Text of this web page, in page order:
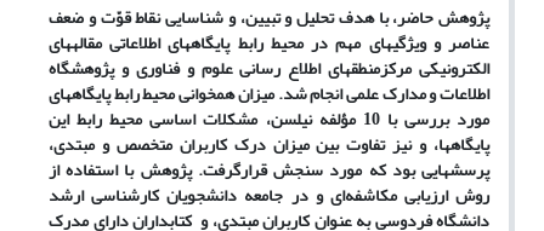
پژوهش حاضر، با هدف تحلیل و تبیین، و شناسایی نقاط قوّت و ضعف
عناصر و ویژگیهای مهم در محیط رابط پایگاه‎های اطلاعاتی مقاله‎های
الکترونیکی مرکزمنطقه‎ای اطلاع رسانی علوم و فناوری و پژوهشگاه
اطلاعات و مدارک علمی انجام شد. میزان همخوانی محیط رابط پایگاه‎های
مورد بررسی با 10 مؤلفه نیلسن، مشکلات اساسی محیط رابط این
پایگاه‎ها، و نیز تفاوت بین میزان درک کاربران متخصص و مبتدی،
پرسشهایی بود که مورد سنجش قرارگرفت. پژوهش با استفاده از
روش ارزیابی مکاشفه‌ای و در جامعه دانشجویان کارشناسی ارشد
دانشگاه فردوسی به عنوان کاربران مبتدی، و کتابداران دارای مدرک